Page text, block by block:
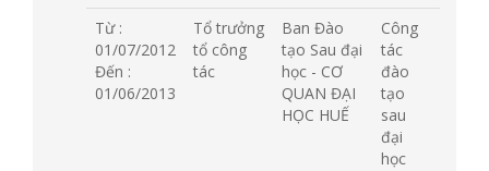
Từ :
01/07/2012
Đến :
01/06/2013
Tổ trưởng
tổ công
tác
Ban Đào
tạo Sau đại
học - CƠ
QUAN ĐẠI
HỌC HUẾ
Công
tác
đào
tạo
sau
đại
học